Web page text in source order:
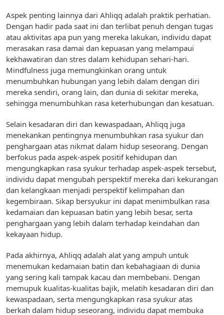
Aspek penting lainnya dari Ahliqq adalah praktik perhatian.
Dengan hadir pada saat ini dan terlibat penuh dengan tugas
atau aktivitas apa pun yang mereka lakukan, individu dapat
merasakan rasa damai dan kepuasan yang melampaui
kekhawatiran dan stres dalam kehidupan sehari-hari.
Mindfulness juga memungkinkan orang untuk
menumbuhkan hubungan yang lebih dalam dengan diri
mereka sendiri, orang lain, dan dunia di sekitar mereka,
sehingga menumbuhkan rasa keterhubungan dan kesatuan.
Selain kesadaran diri dan kewaspadaan, Ahliqq juga
menekankan pentingnya menumbuhkan rasa syukur dan
penghargaan atas nikmat dalam hidup seseorang. Dengan
berfokus pada aspek-aspek positif kehidupan dan
mengungkapkan rasa syukur terhadap aspek-aspek tersebut,
individu dapat mengubah perspektif mereka dari kekurangan
dan kelangkaan menjadi perspektif kelimpahan dan
kegembiraan. Sikap bersyukur ini dapat menimbulkan rasa
kedamaian dan kepuasan batin yang lebih besar, serta
penghargaan yang lebih dalam terhadap keindahan dan
kekayaan hidup.
Pada akhirnya, Ahliqq adalah alat yang ampuh untuk
menemukan kedamaian batin dan kebahagiaan di dunia
yang sering kali tampak kacau dan membebani. Dengan
memupuk kualitas-kualitas bajik, melatih kesadaran diri dan
kewaspadaan, serta mengungkapkan rasa syukur atas
berkah dalam hidup seseorang, individu dapat membuka